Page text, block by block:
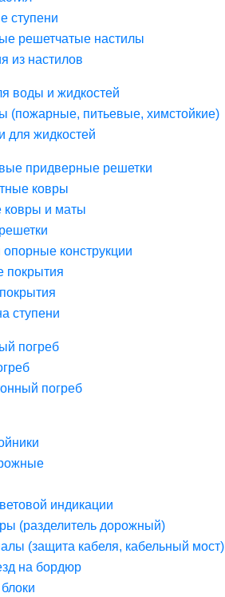
ступени
решетчатые настилы
из настилов
воды и жидкостей
(пожарные, питьевые, химстойкие)
для жидкостей
придверные решетки
ковры
ковры и маты
конструкции
покрытия
ступени
погреб
погреб
индикации
(разделитель дорожный)
(защита кабеля, кабельный мост)
на бордюр